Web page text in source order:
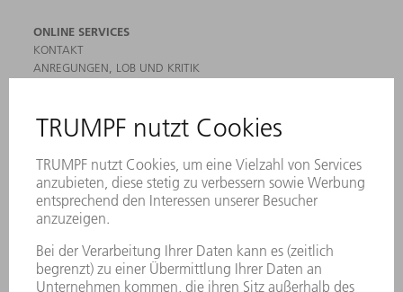
ONLINE SERVICES
KONTAKT
ANREGUNGEN, LOB UND KRITIK
NEWSLETTER-ANMELDUNG
MYTRUMPF
SICHERHEITSDATENBLÄTTER
HÄNDLERSUCHE ELEKTROWERKZEUGE
PRODUKTE
MASCHINEN & SYSTEME
LEISTUNGSELEKTRONIK
ELEKTROWERKZEUGE
SMART FACTORY